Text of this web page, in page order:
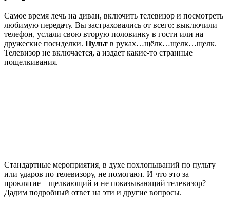
Самое время лечь на диван, включить телевизор и посмотреть
любимую передачу. Вы застраховались от всего: выключили
телефон, услали свою вторую половинку в гости или на
дружеские посиделки. Пульт в руках…щёлк…щелк…щелк.
Телевизор не включается, а издает какие-то странные
пощелкивания.
Стандартные мероприятия, в духе похлопываний по пульту
или ударов по телевизору, не помогают. И что это за
проклятие – щелкающий и не показывающий телевизор?
Дадим подробный ответ на эти и другие вопросы.